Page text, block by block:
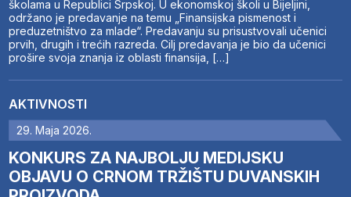
školama u Republici Srpskoj. U ekonomskoj školi u Bijeljini,
održano je predavanje na temu „Finansijska pismenost i
preduzetništvo za mlade“. Predavanju su prisustvovali učenici
prvih, drugih i trećih razreda. Cilj predavanja je bio da učenici
prošire svoja znanja iz oblasti finansija, […]
AKTIVNOSTI
29. Maja 2026.
KONKURS ZA NAJBOLJU MEDIJSKU
OBJAVU O CRNOM TRŽIŠTU DUVANSKIH